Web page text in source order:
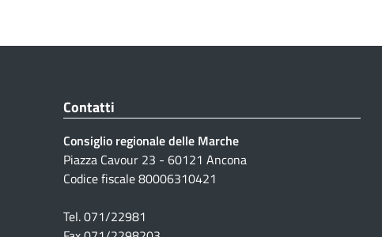
Contatti
Consiglio regionale delle Marche
Piazza Cavour 23 - 60121 Ancona
Codice fiscale 80006310421
Tel. 071/22981